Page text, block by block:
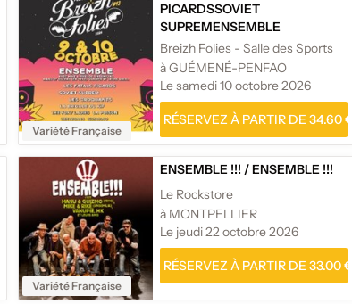
Variété Française
PICARDSSOVIET
SUPREMENSEMBLE
!!!FESTIVAL BREIZH FOLIES/
FESTIVAL BREIZH FOLIES
Breizh Folies - Salle des Sports
à GUÉMENÉ-PENFAO
Le samedi 10 octobre 2026
RÉSERVEZ À PARTIR DE 34.60
Variété Française
ENSEMBLE !!! /ENSEMBLE !!!
Le Rockstore
à MONTPELLIER
Le jeudi 22 octobre 2026
RÉSERVEZ À PARTIR DE 33.00 €